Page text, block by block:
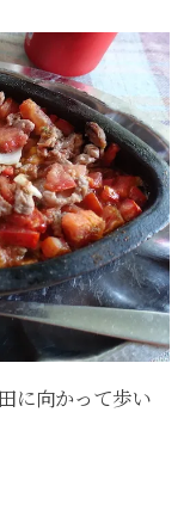
に向かって歩い